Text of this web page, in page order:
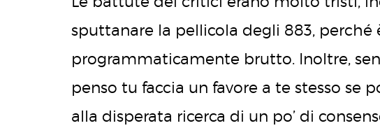
sputtanare la pellicola degli 883, perché
programmaticamente brutto. Inoltre,
penso tu faccia un favore a te stesso se
alla disperata ricerca di un po’ di